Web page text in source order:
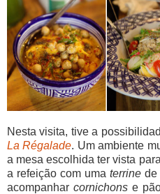
Nesta visita, tive a
La Régalade. Um ambiente
a mesa escolhida ter vista
a refeição com umaterrine de
acompanharcornichons e